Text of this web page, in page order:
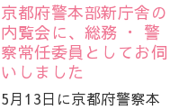
京都府警本部新庁舎の
内覧会に、総務 ・ 警
察常任委員としてお伺
いしました
5月13日に京都府警察本